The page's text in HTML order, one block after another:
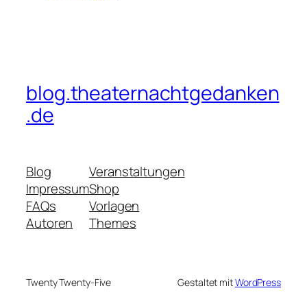
blog.theaternachtgedanken
.de
Blog
Impressum
FAQs
Autoren
Veranstaltungen
Shop
Vorlagen
Themes
Twenty Twenty-Five Gestaltet mitWordPress